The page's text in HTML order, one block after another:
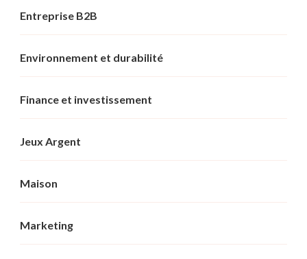
Entreprise B2B
Environnement et durabilité
Finance et investissement
Jeux Argent
Maison
Marketing